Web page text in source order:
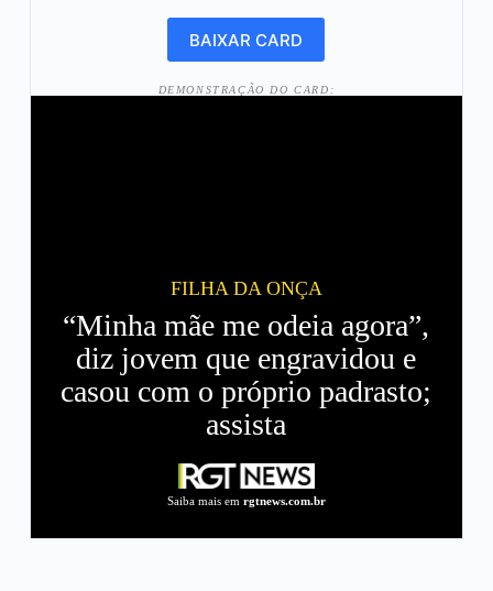
DEMONSTRAÇÃO DO CARD:
FILHA DA ONÇA
“Minha mãe me odeia agora”,
diz jovem que engravidou e
casou com o próprio padrasto;
assista
Saiba mais em rgtnews.com.br